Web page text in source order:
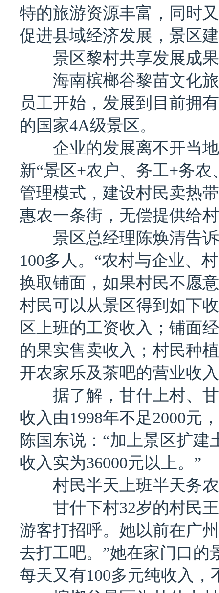
特的旅游资源丰富，同时
促进县域经济发展，景区
景区黎村共享发展成果
海南槟榔谷黎苗文化旅
员工开始，发展到目前拥
的国家4A级景区。
企业的发展离不开当地
新“景区+农户、务工+务
管理模式，建设村民卖热
惠农一条街，无偿提供给
景区总经理陈焕清告诉
100多人。“农村与企业、
换取铺面，如果村民不愿
村民可以从景区得到如下
区上班的工资收入；铺面
的果实售卖收入；村民种
开农家乐及茶吧的营业收
据了解，甘什上村、甘
收入由1998年不足2000元
陈国东说：“加上景区扩
收入实为36000元以上。”
村民半天上班半天务农
甘什下村32岁的村民王
游客打招呼。她以前在广
去打工吧。”她在家门口的
每天又有100多元纯收入，